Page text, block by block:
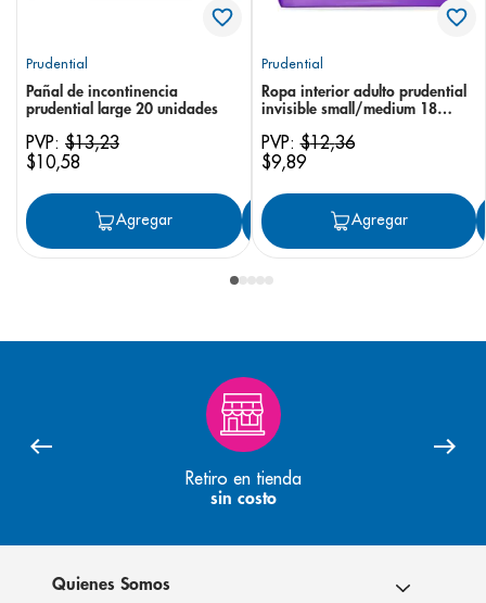
Prudential
Pañal de incontinencia
prudential large 20 unidades
PVP: $13,23
$10,58
Agregar Agregar
Prudential
Ropa interior adulto prudential
invisible small/medium 18
PVP:$12,36
$9,89
Agregar
Retiro en tienda
sin costo
Quienes Somos